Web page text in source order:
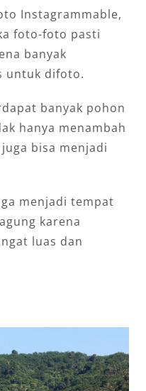
Instagrammable,
foto-foto pasti
banyak
untuk difoto.
banyak pohon
hanya menambah
bisa menjadi
menjadi tempat
karena
luas dan